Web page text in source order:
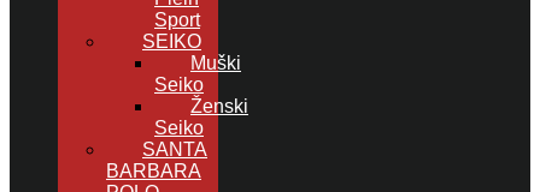
Sport
SEIKO
Muški
Seiko
Ženski
Seiko
SANTA
BARBARA